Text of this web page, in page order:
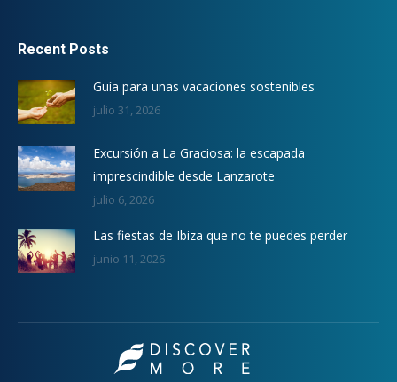
Recent Posts
Guía para unas vacaciones sostenibles
julio 31, 2026
Excursión a La Graciosa: la escapada
imprescindible desde Lanzarote
julio 6, 2026
Las fiestas de Ibiza que no te puedes perder
junio 11, 2026